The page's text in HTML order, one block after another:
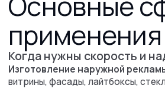
Связатьсяс нами
Услуги
Полиграфия